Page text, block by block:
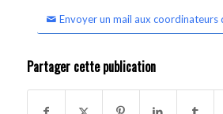
Envoyer un mail aux coordinateurs
Partager cette publication